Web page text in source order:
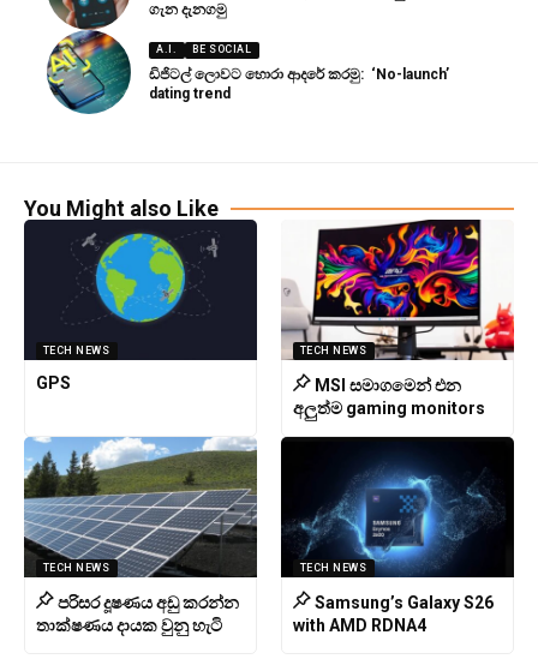
ගැන දැනගමු
A.I. BE SOCIAL
ඩිජිටල් ලොවට හොරා ආදරේ කරමු: ‘No-launch’
dating trend
You Might also Like
TECH NEWS
GPS
TECH NEWS
MSI සමාගමෙන් එන
අලුත්ම gaming monitors
TECH NEWS
පරිසර දූෂණය අඩු කරන්න
තාක්ෂණය දායක වුනු හැටි
TECH NEWS
Samsung’s Galaxy S26
with AMD RDNA4